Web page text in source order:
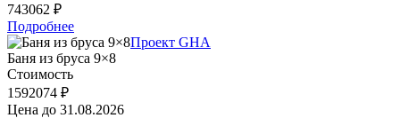
743062 ₽
Подробнее
Проект GHA
Баня из бруса 9×8
Стоимость
1592074 ₽
Цена до 31.08.2026